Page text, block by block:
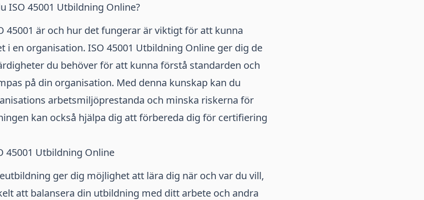
ISO 45001 Utbildning Online?
45001 är och hur det fungerar är viktigt för att kunna
i en organisation. ISO 45001 Utbildning Online ger dig de
du behöver för att kunna förstå standarden och
på din organisation. Med denna kunskap kan du
arbetsmiljöprestanda och minska riskerna för
kan också hjälpa dig att förbereda dig för certifiering
45001 Utbildning Online
ger dig möjlighet att lära dig när och var du vill,
att balansera din utbildning med ditt arbete och andra